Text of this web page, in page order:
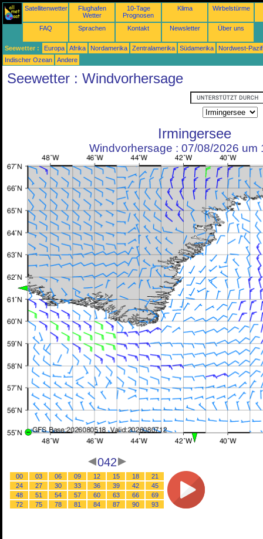
Satellitenwetter
Flughafen
Wetter
10-Tage
Prognosen
Klima Wirbelstürme
FAQ Sprachen Kontakt Newsletter Über uns
Seewetter : Europa Afrika Nordamerika Zentralamerika Südamerika
Nordwest-
Indischer Ozean
Andere
Seewetter : Windvorhersage
Irmingersee
Windvorhersage : 07/08/2026 um
042
00 03 06 09 12 15 18
21
24
27 30 33 36 39 42
45
48
51 54 57 60 63 66
69
72
75 78 81 84 87 90 93